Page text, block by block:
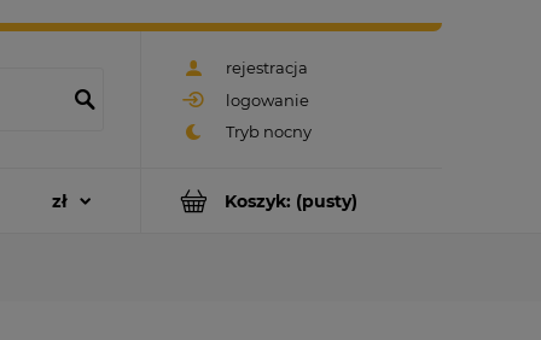
rejestracja
logowanie
Koszyk: (pusty)